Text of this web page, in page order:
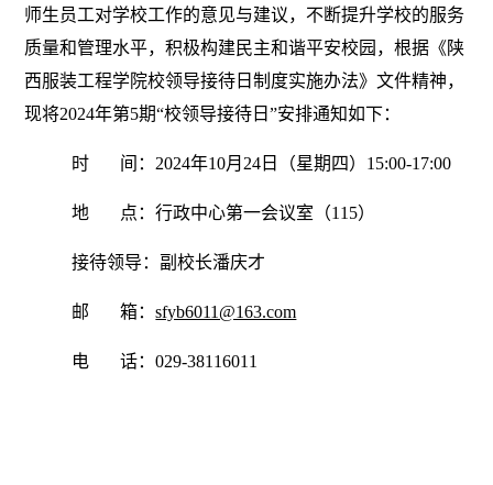
师生员工对学校工作的意见与建议，不断提升学校的服务
质量和管理水平，积极构建民主和谐平安校园，根据《陕
西服装工程学院校领导接待日制度实施办法》文件精神，
现将2024年第5期“校领导接待日”安排通知如下：
时 间：2024年10月24日（星期四）15:00-17:00
地 点：行政中心第一会议室（115）
接待领导：副校长潘庆才
邮 箱：sfyb6011@163.com
电 话：029-38116011